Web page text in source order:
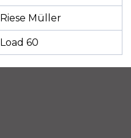
Riese Müller
Load 60